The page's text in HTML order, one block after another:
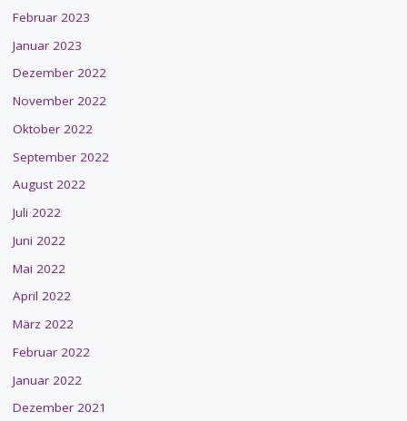
Februar 2023
Januar 2023
Dezember 2022
November 2022
Oktober 2022
September 2022
August 2022
Juli 2022
Juni 2022
Mai 2022
April 2022
März 2022
Februar 2022
Januar 2022
Dezember 2021